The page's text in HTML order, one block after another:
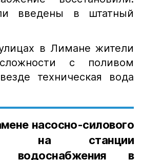
введены в штатный
в Лимане жители
с поливом
техническая вода
насосно-силового
на станции
водоснабжения в